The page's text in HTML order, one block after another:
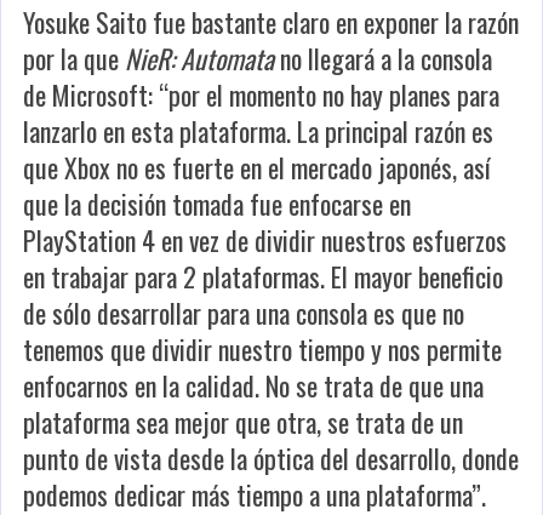
Yosuke Saito fue bastante claro en exponer la razón
por la queNieR: Automatano llegará a la consola
de Microsoft: “por el momento no hay planes para
lanzarlo en esta plataforma. La principal razón es
que Xbox no es fuerte en el mercado japonés, así
que la decisión tomada fue enfocarse en
PlayStation 4 en vez de dividir nuestros esfuerzos
en trabajar para 2 plataformas. El mayor beneficio
de sólo desarrollar para una consola es que no
tenemos que dividir nuestro tiempo y nos permite
enfocarnos en la calidad. No se trata de que una
plataforma sea mejor que otra, se trata de un
punto de vista desde la óptica del desarrollo, donde
podemos dedicar más tiempo a una plataforma”.